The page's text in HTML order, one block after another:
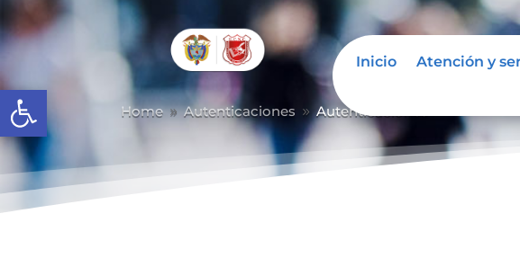
Abrir barra de herramientas
Inicio Atención y
Home 9 Autenticaciones 9 Autenticaciones